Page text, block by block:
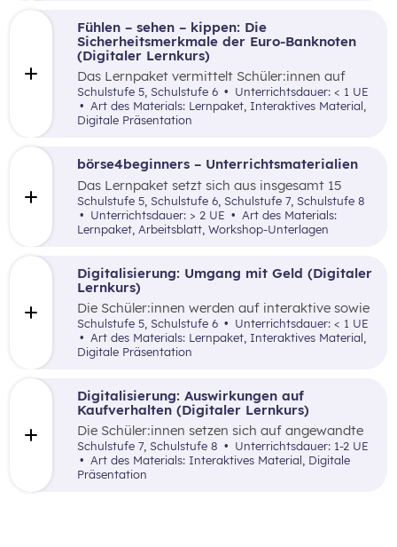
Fühlen – sehen – kippen: Die
Sicherheitsmerkmale der Euro-Banknoten
(Digitaler Lernkurs)
Das Lernpaket vermittelt Schüler:innen auf
kreative sowie spielerische Art und Weise die
Sicherheitsmerkmale von Euro-Banknoten
hinsichtlich Fälschungssicherheit von Bargeld.
Schulstufe 5, Schulstufe 6
Unterrichtsdauer: < 1 UE
Art des Materials: Lernpaket, Interaktives Material,
Digitale Präsentation
börse4beginners – Unterrichtsmaterialien
Das Lernpaket setzt sich aus insgesamt 15
Arbeitsaufträgen zusammen, welche den
Schüler:innen auf kreative, spielerische sowie
angewandte Art und Weise Grundlagenwissen
über die Börse und Geldveranlagung vermittelt.
Schulstufe 5, Schulstufe 6, Schulstufe 7, Schulstufe 8
Unterrichtsdauer: > 2 UE
Lernpaket, Arbeitsblatt, Workshop-Unterlagen
Digitalisierung: Umgang mit Geld (Digitaler
Lernkurs)
Die Schüler:innen werden auf interaktive sowie
spielerische Art und Weise mit der Möglichkeit
vertraut gemacht, digitale Tools als Hilfsmittel
anzuwenden, um eine bessere Übersicht über
die eigenen Einnahmen und Ausgaben zu
Schulstufe 5, Schulstufe 6
Unterrichtsdauer: < 1 UE
Digitale Präsentation
Digitalisierung: Auswirkungen auf
Kaufverhalten (Digitaler Lernkurs)
Die Schüler:innen setzen sich auf angewandte
Art und Weise mit der Digitalisierung und ihre
Auswirkungen auf das Konsumverhalten und
die finanzielle Haushaltsplanung auseinander.
Schulstufe 7, Schulstufe 8
Unterrichtsdauer: 1-2 UE
Art des Materials: Interaktives Material, Digitale
Präsentation